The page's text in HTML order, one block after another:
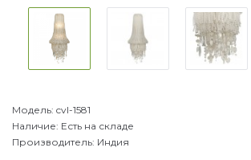
Модель: cvl-1581
Наличие: Есть на складе
Производитель: Индия